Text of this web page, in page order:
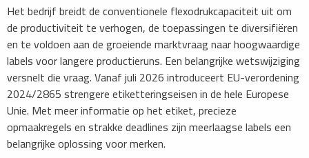
Het bedrijf breidt de conventionele flexodrukcapaciteit uit om
de productiviteit te verhogen, de toepassingen te diversifiëren
en te voldoen aan de groeiende marktvraag naar hoogwaardige
labels voor langere productieruns. Een belangrijke wetswijziging
versnelt die vraag. Vanaf juli 2026 introduceert EU-verordening
2024/2865 strengere etiketteringseisen in de hele Europese
Unie. Met meer informatie op het etiket, precieze
opmaakregels en strakke deadlines zijn meerlaagse labels een
belangrijke oplossing voor merken.